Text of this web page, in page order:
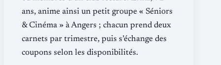
ans, anime ainsi un petit groupe « Séniors
& Cinéma » à Angers ; chacun prend deux
carnets par trimestre, puis s’échange des
coupons selon les disponibilités.